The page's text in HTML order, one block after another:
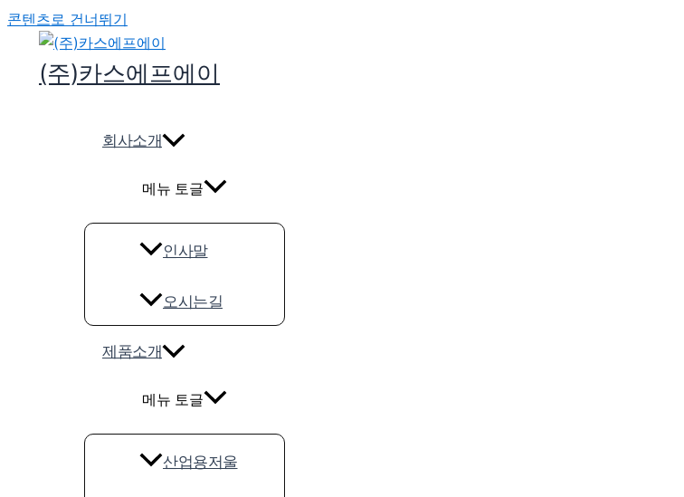
콘텐츠로 건너뛰기
(주)카스에프에이
회사소개
메뉴 토글
인사말
오시는길
제품소개
메뉴 토글
산업용저울